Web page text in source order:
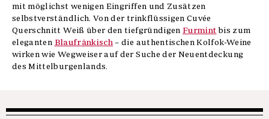
mit möglichst wenigen Eingriffen und Zusätzen
selbstverständlich. Von der trinkflüssigen Cuvée
Querschnitt Weiß über den tiefgründigen Furmintbis zum
eleganten Blaufränkisch – die authentischen Kolfok-Weine
wirken wie Wegweiser auf der Suche der Neuentdeckung
des Mittelburgenlands.